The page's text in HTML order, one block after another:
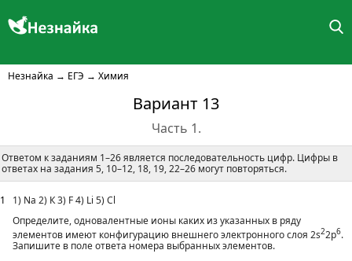
Незнайка → ЕГЭ → Химия
Вариант 13
Часть 1.
Ответом к заданиям 1–26 является последовательность цифр. Цифры в
ответах на задания 5, 10–12, 18, 19, 22–26 могут повторяться.
1
1) Na 2) К 3) F 4) Li 5) Cl
Определите, одновалентные ионы каких из указанных в ряду
элементов имеют конфигурацию внешнего электронного слоя 2s22p6.
Запишите в поле ответа номера выбранных элементов.